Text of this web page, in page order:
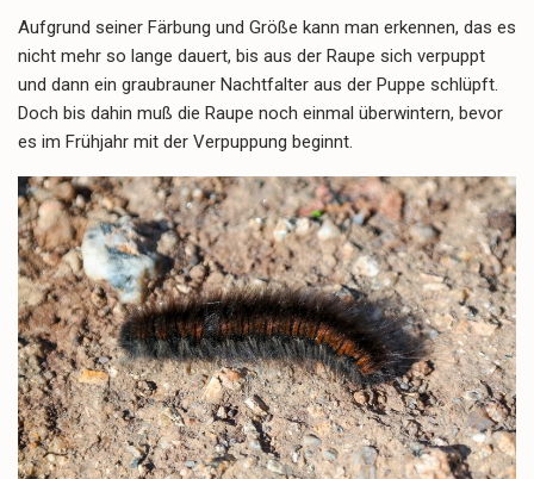
Aufgrund seiner Färbung und Größe kann man erkennen, das es
nicht mehr so lange dauert, bis aus der Raupe sich verpuppt
und dann ein graubrauner Nachtfalter aus der Puppe schlüpft.
Doch bis dahin muß die Raupe noch einmal überwintern, bevor
es im Frühjahr mit der Verpuppung beginnt.